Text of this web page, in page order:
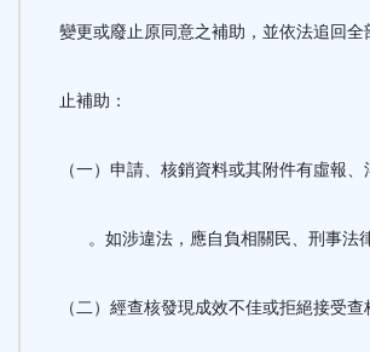
變更或廢止原同意之補助，並依法追回全
止補助：
（一）申請、核銷資料或其附件有虛報、
。如涉違法，應自負相關民、刑事法律
（二）經查核發現成效不佳或拒絕接受查